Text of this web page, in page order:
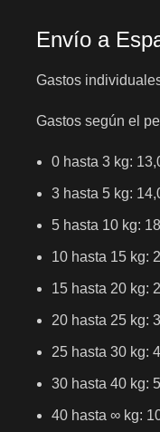
Envío a
Gastos
Gastos según el
0 hasta 3 kg:
3 hasta 5 kg:
5 hasta 10 kg:
10 hasta 15 kg:
15 hasta 20 kg:
20 hasta 25 kg:
25 hasta 30 kg:
30 hasta 40 kg:
40 hasta ∞ kg: